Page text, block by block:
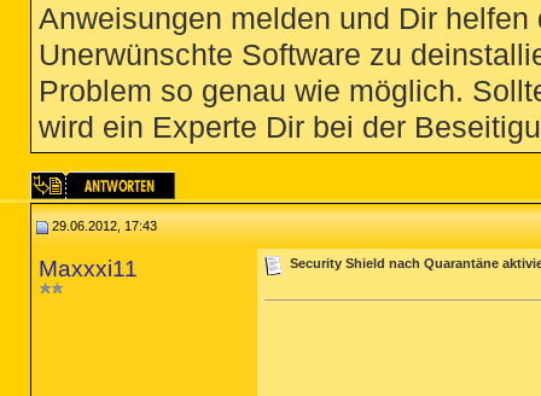
Anweisungen melden und Dir
Unerwünschte Software zu
Problem so genau wie möglich.
wird ein Experte Dir bei der
29.06.2012, 17:43
Maxxxi11 Security Shield nach Quarantäne